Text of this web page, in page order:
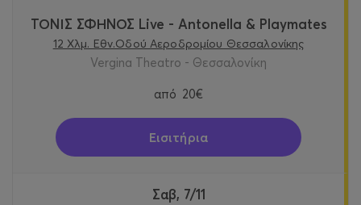
ΤΟΝΙΣ ΣΦΗΝΟΣ Live - Antonella & Playmates
12 Χλμ. Εθν.Οδού Αεροδρομίου Θεσσαλονίκης
Vergina Theatro - Θεσσαλονίκη
από 20€
Εισιτήρια
Σαβ, 7/11